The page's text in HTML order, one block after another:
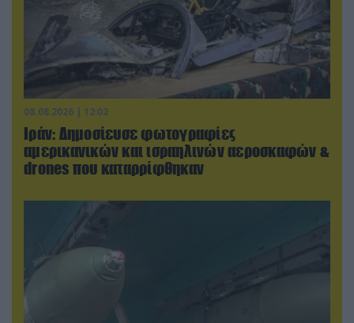
08.08.2026 | 12:02
Ιράν: Δημοσίευσε φωτογραφίες
αμερικανικών και ισραηλινών αεροσκαφών &
drones που καταρρίφθηκαν